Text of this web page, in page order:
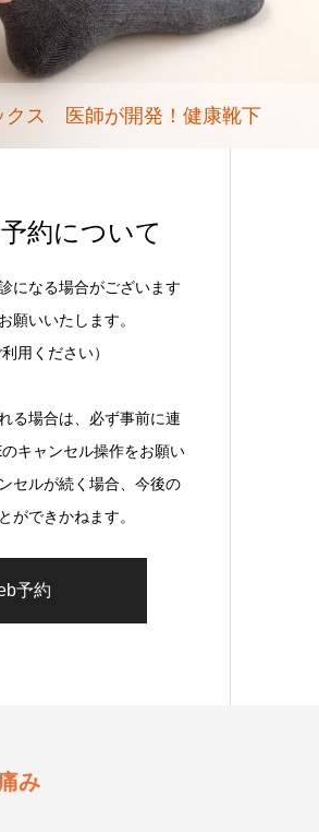
クス 医師が開発！健康靴下
約について
になる場合がございます
願いいたします。
用ください）
る場合は、必ず事前に連
キャンセル操作をお願い
セルが続く場合、今後の
ができかねます。
予約
み